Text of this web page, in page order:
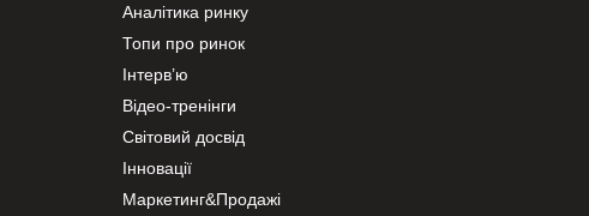
Аналітика ринку
Топи про ринок
Інтерв’ю
Відео-тренінги
Світовий досвід
Інновації
Маркетинг&Продажі